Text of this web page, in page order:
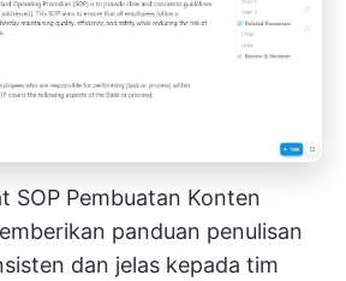
SOP Pembuatan Konten
panduan penulisan
dan jelas kepada tim